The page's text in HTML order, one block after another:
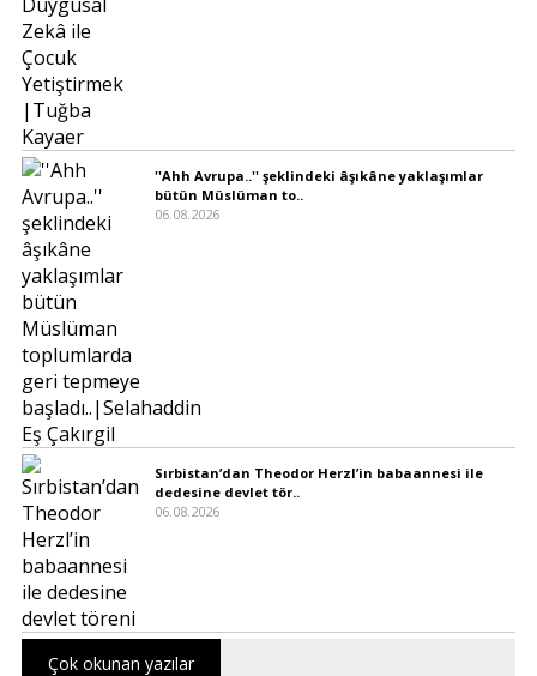
''Ahh Avrupa..'' şeklindeki âşıkâne yaklaşımlar
bütün Müslüman to..
06.08.2026
Sırbistan’dan Theodor Herzl’in babaannesi ile
dedesine devlet tör..
06.08.2026
Çok okunan yazılar